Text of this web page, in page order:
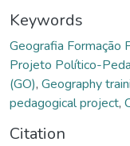
Keywords
Geografia Formação
Projeto Político-
(GO), Geography
pedagogical project,
Citation